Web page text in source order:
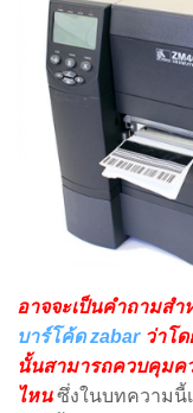
อาจจะเป็นคำถามส
บาร์โค้ด zabarว่าโด
นั้นสามารถควบคุมค
ไหนซึ่งในบทความนี้